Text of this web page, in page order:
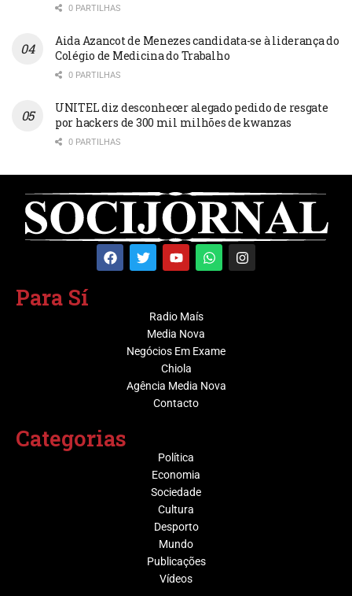
0 PARTILHAS
Aida Azancot de Menezes candidata-se à liderança do
Colégio de Medicina do Trabalho
0 PARTILHAS
UNITEL diz desconhecer alegado pedido de resgate
por hackers de 300 mil milhões de kwanzas
0 PARTILHAS
Para Sí
Radio Maís
Media Nova
Negócios Em Exame
Chiola
Agência Media Nova
Contacto
Categorias
Política
Economia
Sociedade
Cultura
Desporto
Mundo
Publicações
Vídeos